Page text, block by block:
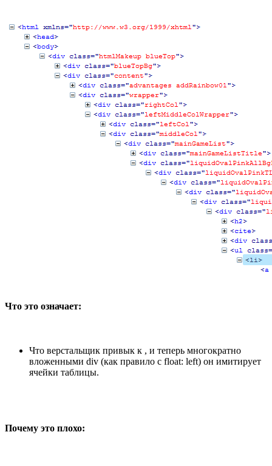
Что это означает:
Что верстальщик привык к , и теперь многократно
вложенными div (как правило с float: left) он имитирует
ячейки таблицы.
Почему это плохо: